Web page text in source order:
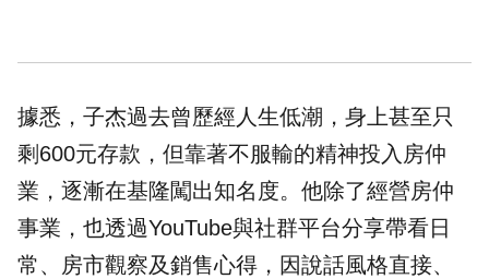
據悉，子杰過去曾歷經人生低潮，身上甚至只
剩600元存款，但靠著不服輸的精神投入房仲
業，逐漸在基隆闖出知名度。他除了經營房仲
事業，也透過YouTube與社群平台分享帶看日
常、房市觀察及銷售心得，因說話風格直接、